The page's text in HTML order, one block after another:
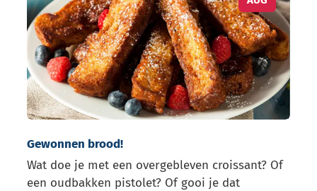
Gewonnen brood!
Wat doe je met een overgebleven croissant? Of
een oudbakken pistolet? Of gooi je dat